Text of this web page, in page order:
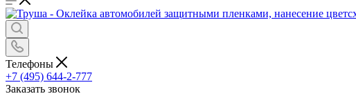
Телефоны
+7 (495) 644-2-777
Заказать звонок